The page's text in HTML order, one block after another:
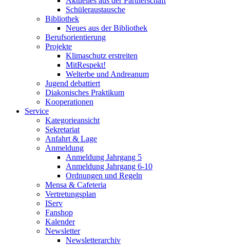
Schüleraustausche
Bibliothek
Neues aus der Bibliothek
Berufsorientierung
Projekte
Klimaschutz erstreiten
MitRespekt!
Welterbe und Andreanum
Jugend debattiert
Diakonisches Praktikum
Kooperationen
Service
Kategorieansicht
Sekretariat
Anfahrt & Lage
Anmeldung
Anmeldung Jahrgang 5
Anmeldung Jahrgang 6-10
Ordnungen und Regeln
Mensa & Cafeteria
Vertretungsplan
IServ
Fanshop
Kalender
Newsletter
Newsletterarchiv